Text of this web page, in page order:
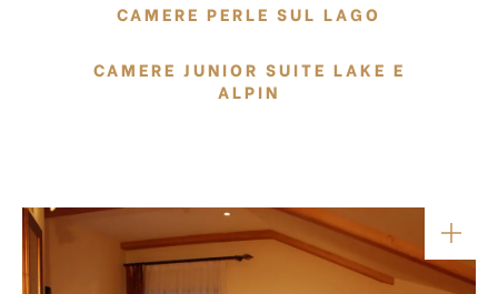
CAMERE PERLE SUL LAGO
CAMERE JUNIOR SUITE LAKE E
ALPIN